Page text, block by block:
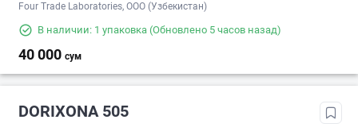
Four Trade Laboratories, ООО (Узбекистан)
В наличии: 1 упаковка (Обновлено 5 часов назад)
40 000 сум
DORIXONA 505